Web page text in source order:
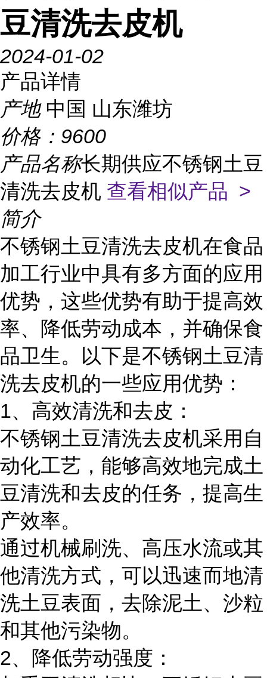
豆清洗去皮机
2024-01-02
产品详情
产地 中国 山东潍坊
价格： 9600
产品名称长期供应不锈钢土豆
清洗去皮机 查看相似产品 >
简介
不锈钢土豆清洗去皮机在食品
加工行业中具有多方面的应用
优势，这些优势有助于提高效
率、降低劳动成本，并确保食
品卫生。以下是不锈钢土豆清
洗去皮机的一些应用优势：
1、高效清洗和去皮：
不锈钢土豆清洗去皮机采用自
动化工艺，能够高效地完成土
豆清洗和去皮的任务，提高生
产效率。
通过机械刷洗、高压水流或其
他清洗方式，可以迅速而地清
洗土豆表面，去除泥土、沙粒
和其他污染物。
2、降低劳动强度：